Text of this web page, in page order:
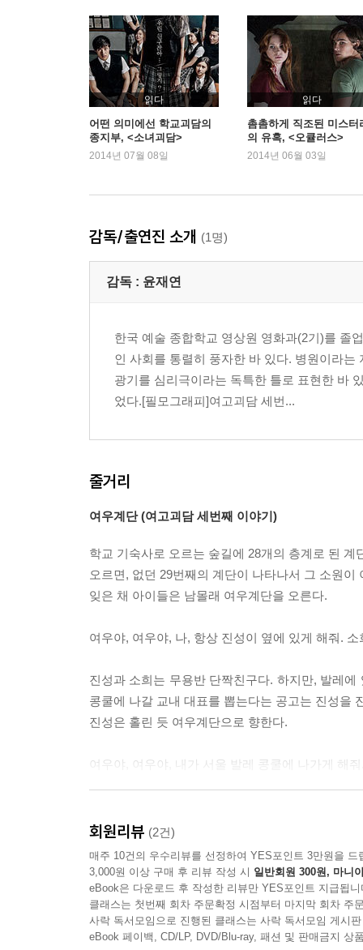
- 여고괴담 시리즈에대해
: 4인 공동 시나리오
: 무용선생님
: 특수분장 소개
: 혜주의 일기장
: 여우계단 세트 소개
: 공명
: C.G소개
- (프로모션 클립 모음 )Trailer ,TV Spot ,포스터 ,포
_ (각종 갤러리 모음 )Still Cut ,ArtWork:학교세트 ,
_ 윤재연감독 단편 <싸이코 드라마>
읽다
어떤 의미에선 학교괴담의
종지부, <소녀괴담>
2014년 07월 08일
읽다
촘촘하게 직조된 미스터
의 유혹, <오큘러스>
2014년 06월 03일
감독/출연진 소개 (1명)
감독 : 윤재연
한국 예술 종합학교 영상원 영화과(2기)를 졸
인 사회를 통렬히 풍자한 바 있다. 병원이라
광기를 심리극이라는 독특한 틀로 표현한 바
었다.[필모그래피]여고괴담 세번...
줄거리
여우계단 (여고괴담 세번째 이야기)
학교 기숙사로 오르는 숲길에 28개의 층계로 된
오르면, 없던 29번째의 계단이 나타나서 그 소원
잊은 채 아이들은 남몰래 여우계단을 오른다.
여우야, 여우야, 나, 항상 진성이 옆에 있게 해줘.
진성과 소희는 무용반 단짝친구다. 하지만, 발레
콩쿨에 나갈 교내 대표를 뽑는다는 공고는 진성을
진성은 홀린 듯 여우계단으로 향한다.
여우야, 여우야, 내가 서울 발레 콩쿨에 나가게 해
굴러 떨어진다. 한편, 학교 얼짱인 소희를 동경
망신을 당한 혜주는 여우계단을 오른다.
여우야, 여우야, 살이 빠지게 해줘. 혜주가 소원을
다친 소희를 대신해서 콩쿨에 출전한 진성은 1등
회원리뷰 (2건)
매주 10건의 우수리뷰를 선정하여 YES포인트 3만원을 드
3,000원 이상 구매 후 리뷰 작성 시 일반회원 300원, 마니
eBook은 다운로드 후 작성한 리뷰만 YES포인트 지급됩니
클래스는 첫번째 회차 주문확정 시점부터 마지막 회차 주
사락 독서모임으로 진행된 클래스는 사락 독서모임 게시
eBook 페이백, CD/LP, DVD/Blu-ray, 패션 및 판매금지 상